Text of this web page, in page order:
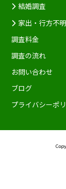
結婚調査
家出・行方不
調査料金
調査の流れ
お問い合わせ
ブログ
プライバシーポ